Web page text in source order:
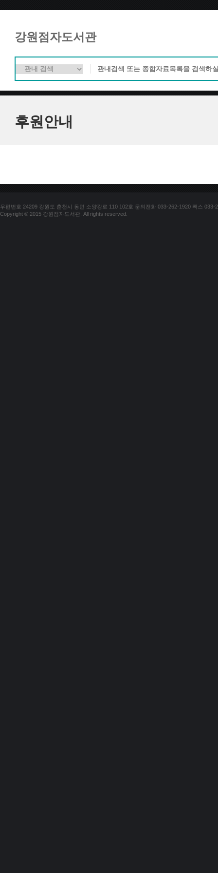
강원점자도서관
후원안내
우편번호 24209 강원도 춘천시 동면 소양강로 110 102호 문의전화 033-262-1920 팩스 033-
Copyright © 2015 강원점자도서관. All rights reserved.